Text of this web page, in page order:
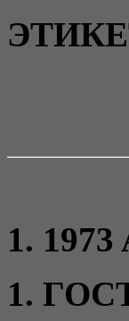
1.
1.